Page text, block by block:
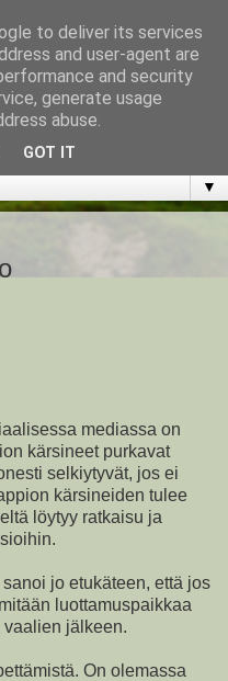
tilaisuuden muuttaa
▼
mediassa on
kärsineet purkavat
selkiytyvät, jos ei
kärsineiden tulee
löytyy ratkaisu ja
jo etukäteen, että jos
luottamuspaikkaa
jälkeen.
On olemassa
to deliver its services
and user-agent are
and security
generate usage
abuse.
GOT IT